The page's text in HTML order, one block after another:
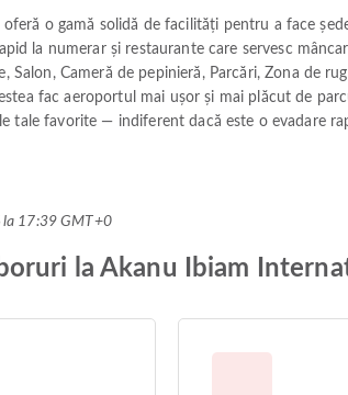
o gamă solidă de facilități pentru a face
la numerar și restaurante care servesc
Salon, Cameră de pepinieră, Parcări, Zona de
fac aeroportul mai ușor și mai plăcut de
tale favorite — indiferent dacă este o evadare
17:39 GMT+0
la Akanu Ibiam